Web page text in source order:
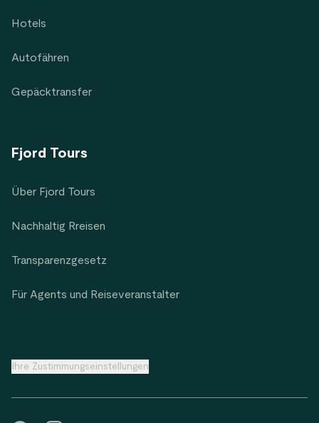
Hotels
Autofähren
Gepäcktransfer
Fjord Tours
Über Fjord Tours
Nachhaltig Rreisen
Transparenzgesetz
Für Agents und Reiseveranstalter
Ihre Zustimmungseinstellungen